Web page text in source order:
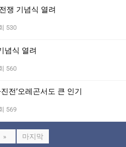
쟁 기념식 열려
530
념식 열려
560
전’오레곤서도 큰 인기
569
» 마지막